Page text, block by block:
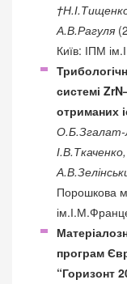
А.В.Рагуля
Київ: ІПМ
системі
отриманих
О.Б.Згалат-
Порошкова
програм
“Горизонт